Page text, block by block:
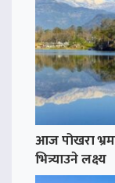
आज पोखरा
भित्र्याउने लक्ष्य